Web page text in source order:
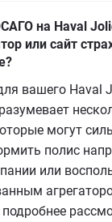
на Haval
или сайт
вашего Haval
могут
полис
или
подробнее